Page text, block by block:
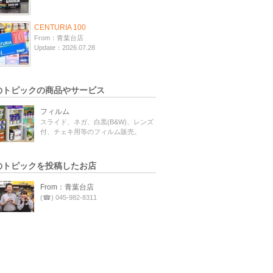
CENTURIA 100
From：青葉台店
Update：2026.07.28
トピックの商品やサービス
フィルム
スライド、ネガ、白黒(B&W)、レンズ
付、チェキ用等のフィルム販売。
トピックを投稿したお店
From：青葉台店
(☎) 045-982-8311